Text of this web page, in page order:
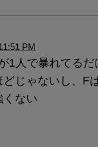
PM
1人で暴れてるだ
じゃないし、F
くない